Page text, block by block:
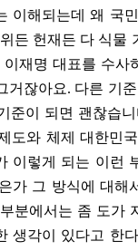
이해되는데 왜 국
든 헌재든 다 식물
재명 대표를 수사
거잖아요. 다른 기
준이 되면 괜찮습
도와 체제 대한민
이렇게 되는 이런
가 그 방식에 대해
분에서는 좀 도가
생각이 있다고 한